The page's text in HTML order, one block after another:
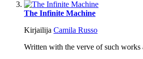
The Infinite Machine
Kirjailija Camila Russo
Written with the verve of such works